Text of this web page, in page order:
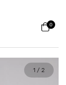
0
1 / 2